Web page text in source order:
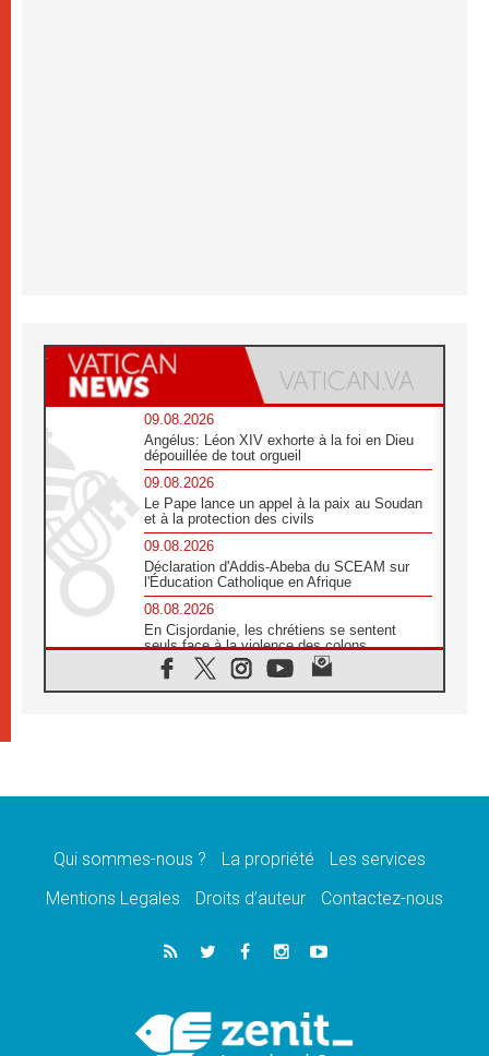
09.08.2026
Angélus: Léon XIV exhorte à la foi en Dieu
dépouillée de tout orgueil
09.08.2026
Le Pape lance un appel à la paix au Soudan
et à la protection des civils
09.08.2026
Déclaration d'Addis-Abeba du SCEAM sur
l'Éducation Catholique en Afrique
08.08.2026
En Cisjordanie, les chrétiens se sentent
seuls face à la violence des colons
08.08.2026
Léon XIV au sanctuaire de Notre Dame du
08.08.2026
08.08.2026
catholiques
Au Bangladesh, l'Église accompagne les
Dalits sur le chemin de la dignité
Philippines: le vicariat apostolique de
Calapan devient un diocèse
Qui sommes-nous ? La propriété
Les services
Mentions Legales
Droits d’auteur Contactez-nous